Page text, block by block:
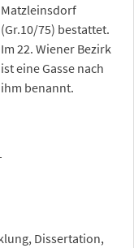
Matzleinsdorf
(Gr.10/75) bestattet.
Im 22. Wiener Bezirk
ist eine Gasse nach
ihm benannt.
Dissertation,